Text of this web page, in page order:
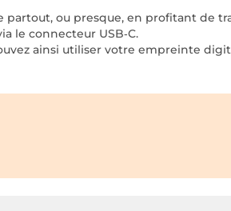
partout, ou presque, en profitant de
le connecteur USB‑C.
ainsi utiliser votre empreinte